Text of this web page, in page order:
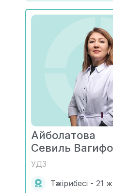
Айболатова
Севиль
УДЗ
Тәжірибесі - 21